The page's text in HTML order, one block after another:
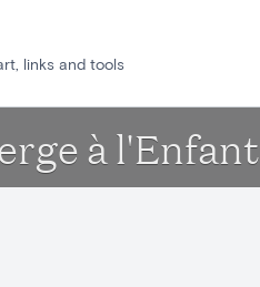
links and tools
à l'Enfant